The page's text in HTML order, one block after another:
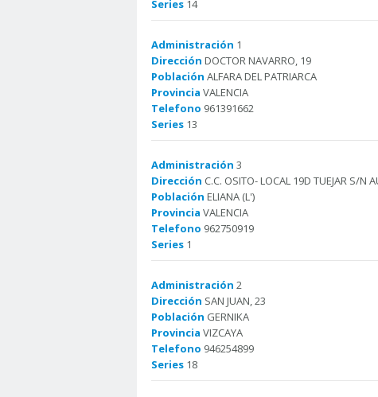
Series 14
Administración 1
Dirección DOCTOR NAVARRO, 19
Población ALFARA DEL PATRIARCA
Provincia VALENCIA
Telefono 961391662
Series 13
Administración 3
Dirección C.C. OSITO- LOCAL 19D TUEJAR S/N
Población ELIANA (L')
Provincia VALENCIA
Telefono 962750919
Series 1
Administración 2
Dirección SAN JUAN, 23
Población GERNIKA
Provincia VIZCAYA
Telefono 946254899
Series 18